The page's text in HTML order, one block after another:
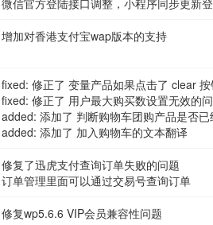
微信官方登陆接口调整，小程序同步更新
增加对香港支付宝wap版本的支持
fixed: 修正了 变量产品如果点击了 clear
fixed: 修正了 用户最大购买数设置无效的
added: 添加了 判断购物车团购产品是否
added: 添加了 加入购物车的文本翻译
修复了迅虎支付查询订单失败的问题
订单管理里面可以通过交易号查询订单
修复wp5.6.6 VIP会员兼容性问题